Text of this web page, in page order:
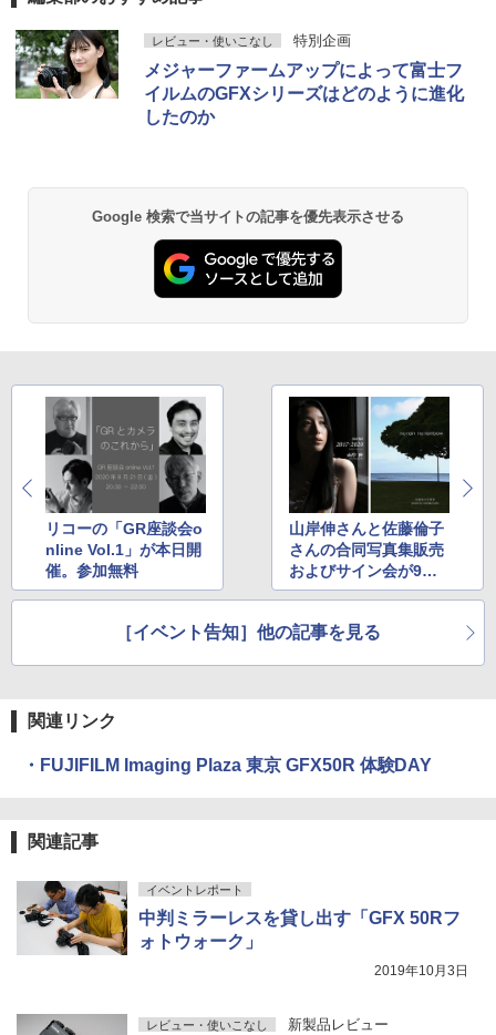
レビュー・使いこなし 特別企画
メジャーファームアップによって富士フ
イルムのGFXシリーズはどのように進化
したのか
Google 検索で当サイトの記事を優先表示させる
リコーの「GR座談会o
nline Vol.1」が本日開
催。参加無料
山岸伸さんと佐藤倫子
さんの合同写真集販売
およびサイン会が9月5
日に開催
［イベント告知］他の記事を見る
関連リンク
・FUJIFILM Imaging Plaza 東京 GFX50R 体験DAY
関連記事
イベントレポート
中判ミラーレスを貸し出す「GFX 50Rフ
ォトウォーク」
2019年10月3日
レビュー・使いこなし 新製品レビュー